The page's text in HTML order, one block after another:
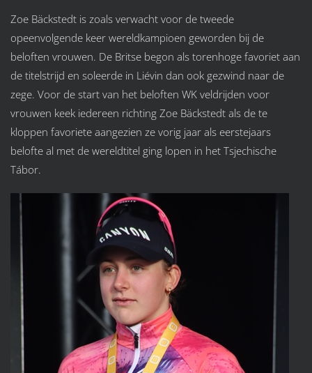
Zoe Bäckstedt is zoals verwacht voor de tweede
opeenvolgende keer wereldkampioen geworden bij de
beloften vrouwen. De Britse begon als torenhoge favoriet aan
de titelstrijd en soleerde in Liévin dan ook gezwind naar de
zege. Voor de start van het beloften WK veldrijden voor
vrouwen keek iedereen richting Zoe Bäckstedt als de te
kloppen favoriete aangezien ze vorig jaar als eerstejaars
belofte al met de wereldtitel ging lopen in het Tsjechische
Tábor.